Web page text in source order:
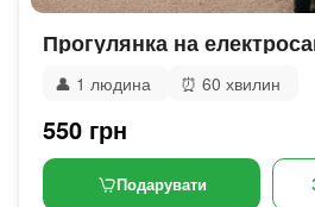
Прогулянка на
👤 1 людина ⏰ 60 хвилин
550 грн
Подарувати